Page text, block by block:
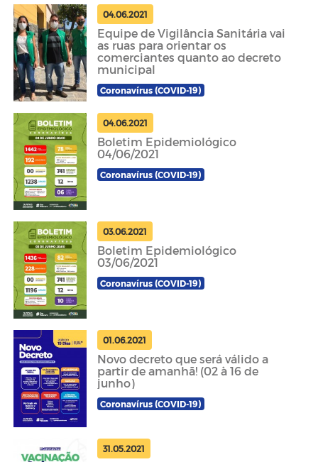
04.06.2021
Equipe de Vigilância Sanitária vai
as ruas para orientar os
comerciantes quanto ao decreto
municipal
Coronavírus (COVID-19)
04.06.2021
Boletim Epidemiológico
04/06/2021
Coronavírus (COVID-19)
03.06.2021
Boletim Epidemiológico
03/06/2021
Coronavírus (COVID-19)
01.06.2021
Novo decreto que será válido a
partir de amanhã! (02 à 16 de
junho)
Coronavírus (COVID-19)
31.05.2021